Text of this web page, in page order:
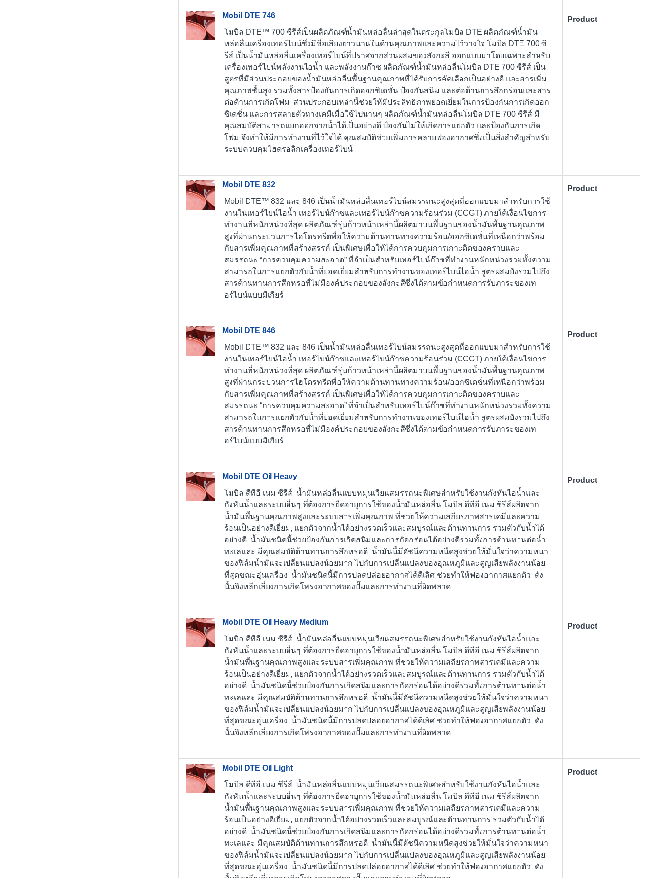
Mobil DTE 746
โมบิล DTE™ 700 ซีรีส์เป็นผลิตภัณฑ์น้ำมันหล่อลื่นล่าสุดในตระกูลโมบิล DTE ผลิตภัณฑ์น้ำมัน
หล่อลื่นเครื่องเทอร์ไบน์ซึ่งมีชื่อเสียงยาวนานในด้านคุณภาพและความไว้วางใจ โมบิล DTE 700 ซี
รีส์ เป็นน้ำมันหล่อลื่นเครื่องเทอร์ไบน์ที่ปราศจากส่วนผสมของสังกะสี ออกแบบมาโดยเฉพาะสำหรับ
เครื่องเทอร์ไบน์พลังงานไอน้ำ และพลังงานก๊าซ ผลิตภัณฑ์น้ำมันหล่อลื่นโมบิล DTE 700 ซีรีส์ เป็น
สูตรที่มีส่วนประกอบของน้ำมันหล่อลื่นพื้นฐานคุณภาพที่ได้รับการคัดเลือกเป็นอย่างดี และสารเพิ่ม
คุณภาพชั้นสูง รวมทั้งสารป้องกันการเกิดออกซิเดชั่น ป้องกันสนิม และต่อต้านการสึกกร่อนและสาร
ต่อต้านการเกิดโฟม ส่วนประกอบเหล่านี้ช่วยให้มีประสิทธิภาพยอดเยี่ยมในการป้องกันการเกิดออก
ซิเดชั่น และการสลายตัวทางเคมีเมื่อใช้ไปนานๆ ผลิตภัณฑ์น้ำมันหล่อลื่นโมบิล DTE 700 ซีรีส์ มี
คุณสมบัติสามารถแยกออกจากน้ำได้เป็นอย่างดี ป้องกันไม่ให้เกิดการแยกตัว และป้องกันการเกิด
โฟม จึงทำให้มีการทำงานที่ไว้ใจได้ คุณสมบัติช่วยเพิ่มการคลายฟองอากาศซึ่งเป็นสิ่งสำคัญสำหรับ
ระบบควบคุมไฮดรอลิกเครื่องเทอร์ไบน์
Product
Mobil DTE 832
Mobil DTE™ 832 และ 846 เป็นน้ำมันหล่อลื่นเทอร์ไบน์สมรรถนะสูงสุดที่ออกแบบมาสำหรับการใช้
งานในเทอร์ไบน์ไอน้ำ เทอร์ไบน์ก๊าซและเทอร์ไบน์ก๊าซความร้อนร่วม (CCGT) ภายใต้เงื่อนไขการ
ทำงานที่หนักหน่วงที่สุด ผลิตภัณฑ์รุ่นก้าวหน้าเหล่านี้ผลิตมาบนพื้นฐานของน้ำมันพื้นฐานคุณภาพ
สูงที่ผ่านกระบวนการไฮโดรทรีตพื่อให้ความต้านทานทางความร้อน/ออกซิเดชั่นที่เหนือกว่าพร้อม
กับสารเพิ่มคุณภาพที่สร้างสรรค์ เป็นพิเศษเพื่อให้ได้การควบคุมการเกาะติดของคราบและ
สมรรถนะ “การควบคุมความสะอาด” ที่จำเป็นสำหรับเทอร์ไบน์ก๊าซที่ทำงานหนักหน่วงรวมทั้งความ
สามารถในการแยกตัวกับน้ำที่ยอดเยี่ยมสำหรับการทำงานของเทอร์ไบน์ไอน้ำ สูตรผสมยังรวมไปถึง
สารต้านทานการสึกหรอที่ไม่มีองค์ประกอบของสังกะสีซึ่งได้ตามข้อกำหนดการรับภาระของเท
อร์ไบน์แบบมีเกียร์
Product
Mobil DTE 846
Mobil DTE™ 832 และ 846 เป็นน้ำมันหล่อลื่นเทอร์ไบน์สมรรถนะสูงสุดที่ออกแบบมาสำหรับการใช้
งานในเทอร์ไบน์ไอน้ำ เทอร์ไบน์ก๊าซและเทอร์ไบน์ก๊าซความร้อนร่วม (CCGT) ภายใต้เงื่อนไขการ
ทำงานที่หนักหน่วงที่สุด ผลิตภัณฑ์รุ่นก้าวหน้าเหล่านี้ผลิตมาบนพื้นฐานของน้ำมันพื้นฐานคุณภาพ
สูงที่ผ่านกระบวนการไฮโดรทรีตพื่อให้ความต้านทานทางความร้อน/ออกซิเดชั่นที่เหนือกว่าพร้อม
กับสารเพิ่มคุณภาพที่สร้างสรรค์ เป็นพิเศษเพื่อให้ได้การควบคุมการเกาะติดของคราบและ
สมรรถนะ “การควบคุมความสะอาด” ที่จำเป็นสำหรับเทอร์ไบน์ก๊าซที่ทำงานหนักหน่วงรวมทั้งความ
สามารถในการแยกตัวกับน้ำที่ยอดเยี่ยมสำหรับการทำงานของเทอร์ไบน์ไอน้ำ สูตรผสมยังรวมไปถึง
สารต้านทานการสึกหรอที่ไม่มีองค์ประกอบของสังกะสีซึ่งได้ตามข้อกำหนดการรับภาระของเท
อร์ไบน์แบบมีเกียร์
Product
Mobil DTE Oil Heavy
โมบิล ดีทีอี เนม ซีรีส์ น้ำมันหล่อลื่นแบบหมุนเวียนสมรรถนะพิเศษสำหรับใช้งานกังหันไอน้ำและ
กังหันน้ำและระบบอื่นๆ ที่ต้องการยืดอายุการใช้ของน้ำมันหล่อลื่น โมบิล ดีทีอี เนม ซีรีส์ผลิตจาก
น้ำมันพื้นฐานคุณภาพสูงและระบบสารเพิ่มคุณภาพ ที่ช่วยให้ความเสถียรภาพสารเคมีและความ
ร้อนเป็นอย่างดีเยี่ยม, แยกตัวจากน้ำได้อย่างรวดเร็วและสมบูรณ์และต้านทานการ รวมตัวกับน้ำได้
อย่างดี น้ำมันชนิดนี้ช่วยป้องกันการเกิดสนิมและการกัดกร่อนได้อย่างดีรวมทั้งการต้านทานต่อน้ำ
ทะเลและ มีคุณสมบัติต้านทานการสึกหรอดี น้ำมันนี้มีดัชนีความหนืดสูงช่วยให้มั่นใจว่าความหนา
ของฟิล์มน้ำมันจะเปลี่ยนแปลงน้อยมาก ไปกับการเปลี่นแปลงของอุณหภูมิและสูญเสียพลังงานน้อย
ที่สุดขณะอุ่นเครื่อง น้ำมันชนิดนี้มีการปลดปล่อยอากาศได้ดีเลิศ ช่วยทำให้ฟองอากาศแยกตัว ดัง
นั้นจึงหลีกเลี่ยงการเกิดโพรงอากาศของปั๊มและการทำงานที่ผิดพลาด
Product
Mobil DTE Oil Heavy Medium
โมบิล ดีทีอี เนม ซีรีส์ น้ำมันหล่อลื่นแบบหมุนเวียนสมรรถนะพิเศษสำหรับใช้งานกังหันไอน้ำและ
กังหันน้ำและระบบอื่นๆ ที่ต้องการยืดอายุการใช้ของน้ำมันหล่อลื่น โมบิล ดีทีอี เนม ซีรีส์ผลิตจาก
น้ำมันพื้นฐานคุณภาพสูงและระบบสารเพิ่มคุณภาพ ที่ช่วยให้ความเสถียรภาพสารเคมีและความ
ร้อนเป็นอย่างดีเยี่ยม, แยกตัวจากน้ำได้อย่างรวดเร็วและสมบูรณ์และต้านทานการ รวมตัวกับน้ำได้
อย่างดี น้ำมันชนิดนี้ช่วยป้องกันการเกิดสนิมและการกัดกร่อนได้อย่างดีรวมทั้งการต้านทานต่อน้ำ
ทะเลและ มีคุณสมบัติต้านทานการสึกหรอดี น้ำมันนี้มีดัชนีความหนืดสูงช่วยให้มั่นใจว่าความหนา
ของฟิล์มน้ำมันจะเปลี่ยนแปลงน้อยมาก ไปกับการเปลี่นแปลงของอุณหภูมิและสูญเสียพลังงานน้อย
ที่สุดขณะอุ่นเครื่อง น้ำมันชนิดนี้มีการปลดปล่อยอากาศได้ดีเลิศ ช่วยทำให้ฟองอากาศแยกตัว ดัง
นั้นจึงหลีกเลี่ยงการเกิดโพรงอากาศของปั๊มและการทำงานที่ผิดพลาด
Product
Mobil DTE Oil Light
โมบิล ดีทีอี เนม ซีรีส์ น้ำมันหล่อลื่นแบบหมุนเวียนสมรรถนะพิเศษสำหรับใช้งานกังหันไอน้ำและ
กังหันน้ำและระบบอื่นๆ ที่ต้องการยืดอายุการใช้ของน้ำมันหล่อลื่น โมบิล ดีทีอี เนม ซีรีส์ผลิตจาก
น้ำมันพื้นฐานคุณภาพสูงและระบบสารเพิ่มคุณภาพ ที่ช่วยให้ความเสถียรภาพสารเคมีและความ
ร้อนเป็นอย่างดีเยี่ยม, แยกตัวจากน้ำได้อย่างรวดเร็วและสมบูรณ์และต้านทานการ รวมตัวกับน้ำได้
อย่างดี น้ำมันชนิดนี้ช่วยป้องกันการเกิดสนิมและการกัดกร่อนได้อย่างดีรวมทั้งการต้านทานต่อน้ำ
ทะเลและ มีคุณสมบัติต้านทานการสึกหรอดี น้ำมันนี้มีดัชนีความหนืดสูงช่วยให้มั่นใจว่าความหนา
ของฟิล์มน้ำมันจะเปลี่ยนแปลงน้อยมาก ไปกับการเปลี่นแปลงของอุณหภูมิและสูญเสียพลังงานน้อย
ที่สุดขณะอุ่นเครื่อง น้ำมันชนิดนี้มีการปลดปล่อยอากาศได้ดีเลิศ ช่วยทำให้ฟองอากาศแยกตัว ดัง
Product